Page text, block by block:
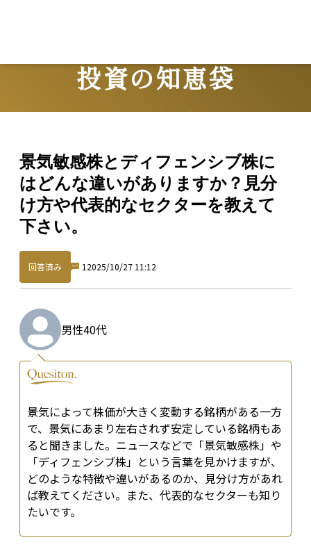
投資の知恵袋
景気敏感株とディフェンシブ株に
はどんな違いがありますか？見分
け方や代表的なセクターを教えて
下さい。
回答済み 1 2025/10/27 11:12
男性40代
景気によって株価が大きく変動する銘柄がある一方
で、景気にあまり左右されず安定している銘柄もあ
ると聞きました。ニュースなどで「景気敏感株」や
「ディフェンシブ株」という言葉を見かけますが、
どのような特徴や違いがあるのか、見分け方があれ
ば教えてください。また、代表的なセクターも知り
たいです。